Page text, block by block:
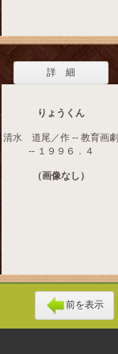
詳 細
りょうくん
清水 道尾／作 -- 教育画劇
-- １９９６．４
（画像なし）
前を表示